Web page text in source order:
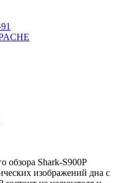
обзора Shark-S900P
изображений дна с